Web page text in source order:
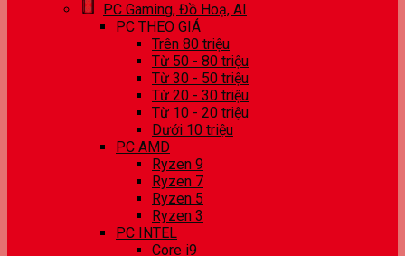
PC Gaming, Đồ Hoạ, AI
PC THEO GIÁ
Trên 80 triệu
Từ 50 - 80 triệu
Từ 30 - 50 triệu
Từ 20 - 30 triệu
Từ 10 - 20 triệu
Dưới 10 triệu
PC AMD
Ryzen 9
Ryzen 7
Ryzen 5
Ryzen 3
PC INTEL
Core i9